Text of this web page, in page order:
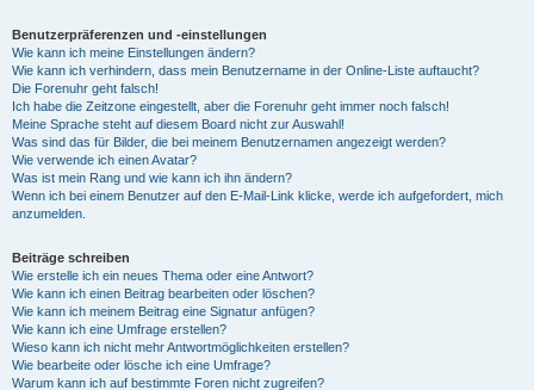
Benutzerpräferenzen und -einstellungen
Wie kann ich meine Einstellungen ändern?
Wie kann ich verhindern, dass mein Benutzername in der Online-Liste auftaucht?
Die Forenuhr geht falsch!
Ich habe die Zeitzone eingestellt, aber die Forenuhr geht immer noch falsch!
Meine Sprache steht auf diesem Board nicht zur Auswahl!
Was sind das für Bilder, die bei meinem Benutzernamen angezeigt werden?
Wie verwende ich einen Avatar?
Was ist mein Rang und wie kann ich ihn ändern?
Wenn ich bei einem Benutzer auf den E-Mail-Link klicke, werde ich aufgefordert, mich
anzumelden.
Beiträge schreiben
Wie erstelle ich ein neues Thema oder eine Antwort?
Wie kann ich einen Beitrag bearbeiten oder löschen?
Wie kann ich meinem Beitrag eine Signatur anfügen?
Wie kann ich eine Umfrage erstellen?
Wieso kann ich nicht mehr Antwortmöglichkeiten erstellen?
Wie bearbeite oder lösche ich eine Umfrage?
Warum kann ich auf bestimmte Foren nicht zugreifen?